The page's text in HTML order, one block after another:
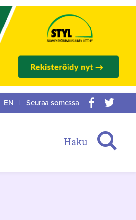
Haku
EN |
Seuraa somessa